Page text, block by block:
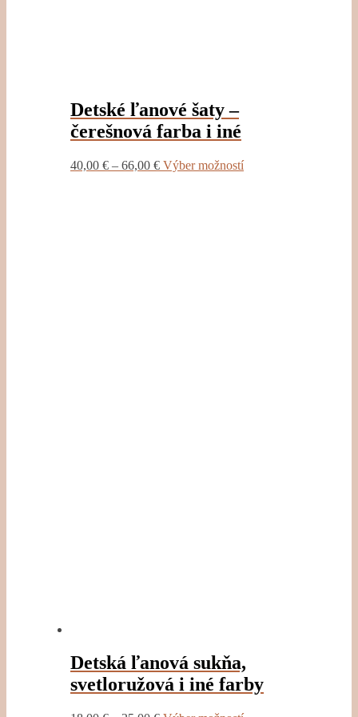
Detské ľanové šaty –
čerešnová farba i iné
40,00 € – 66,00 € Výber možnostíThis
Detská ľanová sukňa,
svetloružová i iné farby